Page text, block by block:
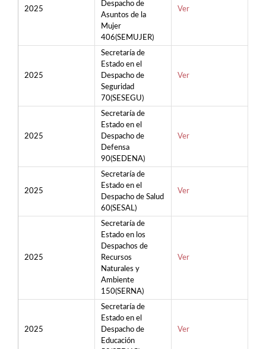
2025
Despacho de
Asuntos de la
Mujer
406(SEMUJER)
Ver
2025
Secretaría de
Estado en el
Despacho de
Seguridad
70(SESEGU)
Ver
2025
Secretaría de
Estado en el
Despacho de
Defensa
90(SEDENA)
Ver
2025
Secretaría de
Estado en el
Despacho de Salud
60(SESAL)
Ver
2025
Secretaría de
Estado en los
Despachos de
Recursos
Naturales y
Ambiente
150(SERNA)
Ver
2025
Secretaría de
Estado en el
Despacho de
Educación
Ver